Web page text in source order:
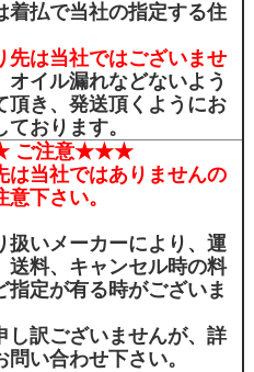
着払で当社の指定する住
先は当社ではございませ
オイル漏れなどないよう
頂き、発送頂くようにお
ております。
注意★★★
は当社ではありませんの
意下さい。
扱いメーカーにより、運
送料、キャンセル時の料
指定が有る時がございま
し訳ございませんが、詳
問い合わせ下さい。